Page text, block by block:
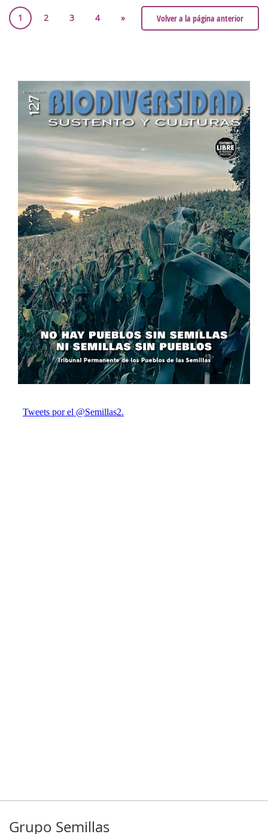
1 2 3 4 » Volver a la página anterior
Grupo Semillas